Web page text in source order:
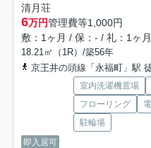
清月荘
6万円管理費等1,000円
敷：1ヶ月 / 保：- / 礼：1ヶ月
18.21㎡（1R）/築56年
京王井の頭線「永福町」駅
室内洗濯機置場
フローリング
駐輪場
即入居可